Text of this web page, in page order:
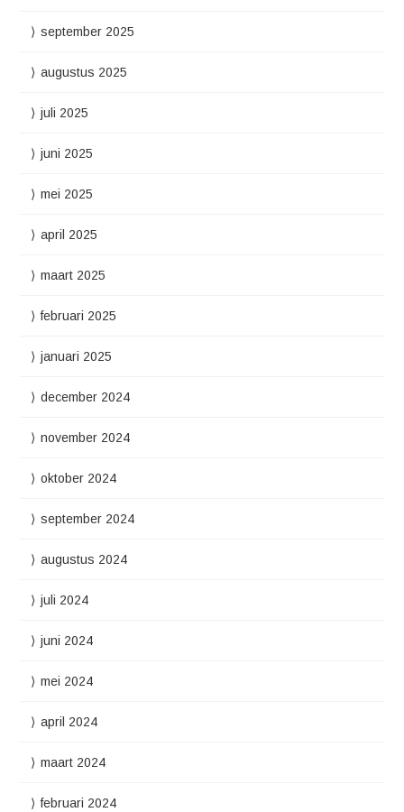
september 2025
augustus 2025
juli 2025
juni 2025
mei 2025
april 2025
maart 2025
februari 2025
januari 2025
december 2024
november 2024
oktober 2024
september 2024
augustus 2024
juli 2024
juni 2024
mei 2024
april 2024
maart 2024
februari 2024